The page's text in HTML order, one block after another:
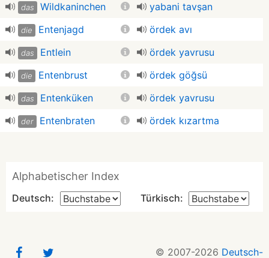
das Wildkaninchen yabani tavşan
die Entenjagd ördek avı
das Entlein ördek yavrusu
die Entenbrust ördek göğsü
das Entenküken ördek yavrusu
der Entenbraten ördek kızartma
Alphabetischer Index
Deutsch: Türkisch:
© 2007-2026 Deutsch-